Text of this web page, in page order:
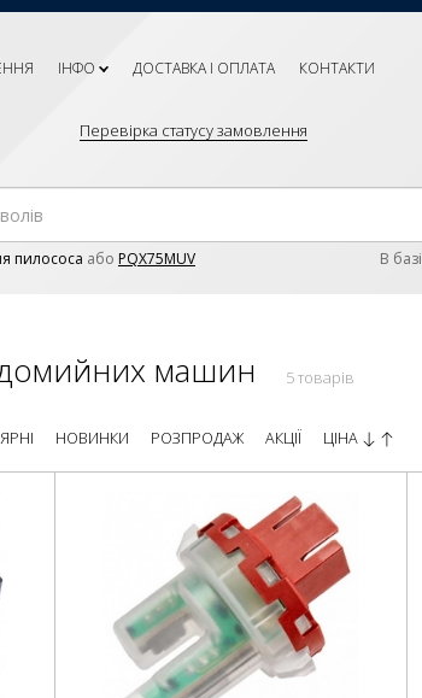
ІНФО ДОСТАВКА І ОПЛАТА КОНТАКТИ
Перевірка статусу замовлення
пилососа або PQX75MUV В базi
машин 5 товарів
НОВИНКИ РОЗПРОДАЖ АКЦІЇ ЦІНА